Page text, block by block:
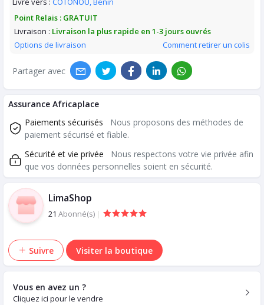
Point Relais : GRATUIT
Livraison : Livraison la plus rapide en 1-3 jours ouvrés
Options de livraison
Comment retirer un colis
Partager avec
Assurance Africaplace
Paiements sécurisés
Nous proposons des méthodes de
paiement sécurisé et fiable.
Sécurité et vie privée
Nous respectons votre vie privée afin
que vos données personnelles soient en sécurité.
LimaShop
21 Abonné(s) |
Suivre Visiter la boutique
Vous en avez un ?
Cliquez ici pour le vendre